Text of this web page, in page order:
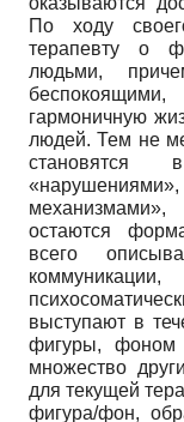
По ходу
терапевту о
людьми,
гармоничную
людей. Тем не
становятся
остаются
всего
выступают в
фигуры, фоном
множество
для текущей
фигура/фон,